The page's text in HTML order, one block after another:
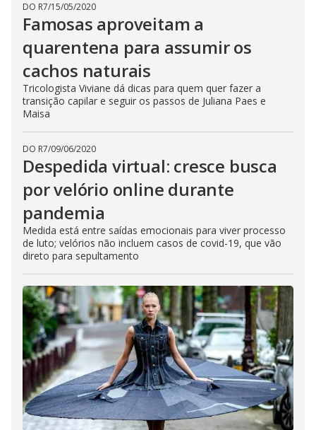
DO R7/15/05/2020
Famosas aproveitam a
quarentena para assumir os
cachos naturais
Tricologista Viviane dá dicas para quem quer fazer a
transição capilar e seguir os passos de Juliana Paes e
Maisa
DO R7/09/06/2020
Despedida virtual: cresce busca
por velório online durante
pandemia
Medida está entre saídas emocionais para viver processo
de luto; velórios não incluem casos de covid-19, que vão
direto para sepultamento